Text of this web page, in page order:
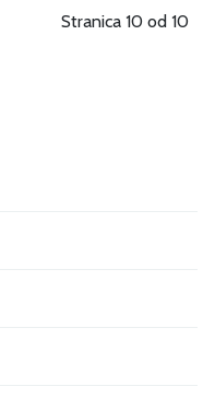
Stranica 10 od 10